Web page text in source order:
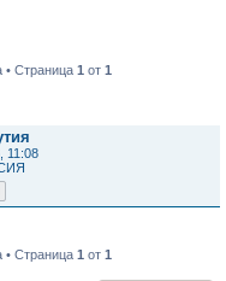
• Страница 1 от 1
11:08
• Страница 1 от 1